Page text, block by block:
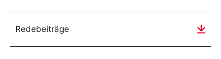
Redebeiträge